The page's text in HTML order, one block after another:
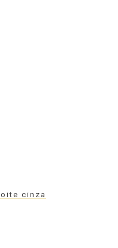
cinza